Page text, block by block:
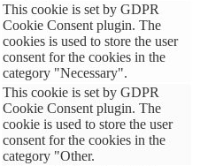
This cookie is set by GDPR
Cookie Consent plugin. The
cookies is used to store the user
consent for the cookies in the
category "Necessary".
This cookie is set by GDPR
Cookie Consent plugin. The
cookie is used to store the user
consent for the cookies in the
category "Other.